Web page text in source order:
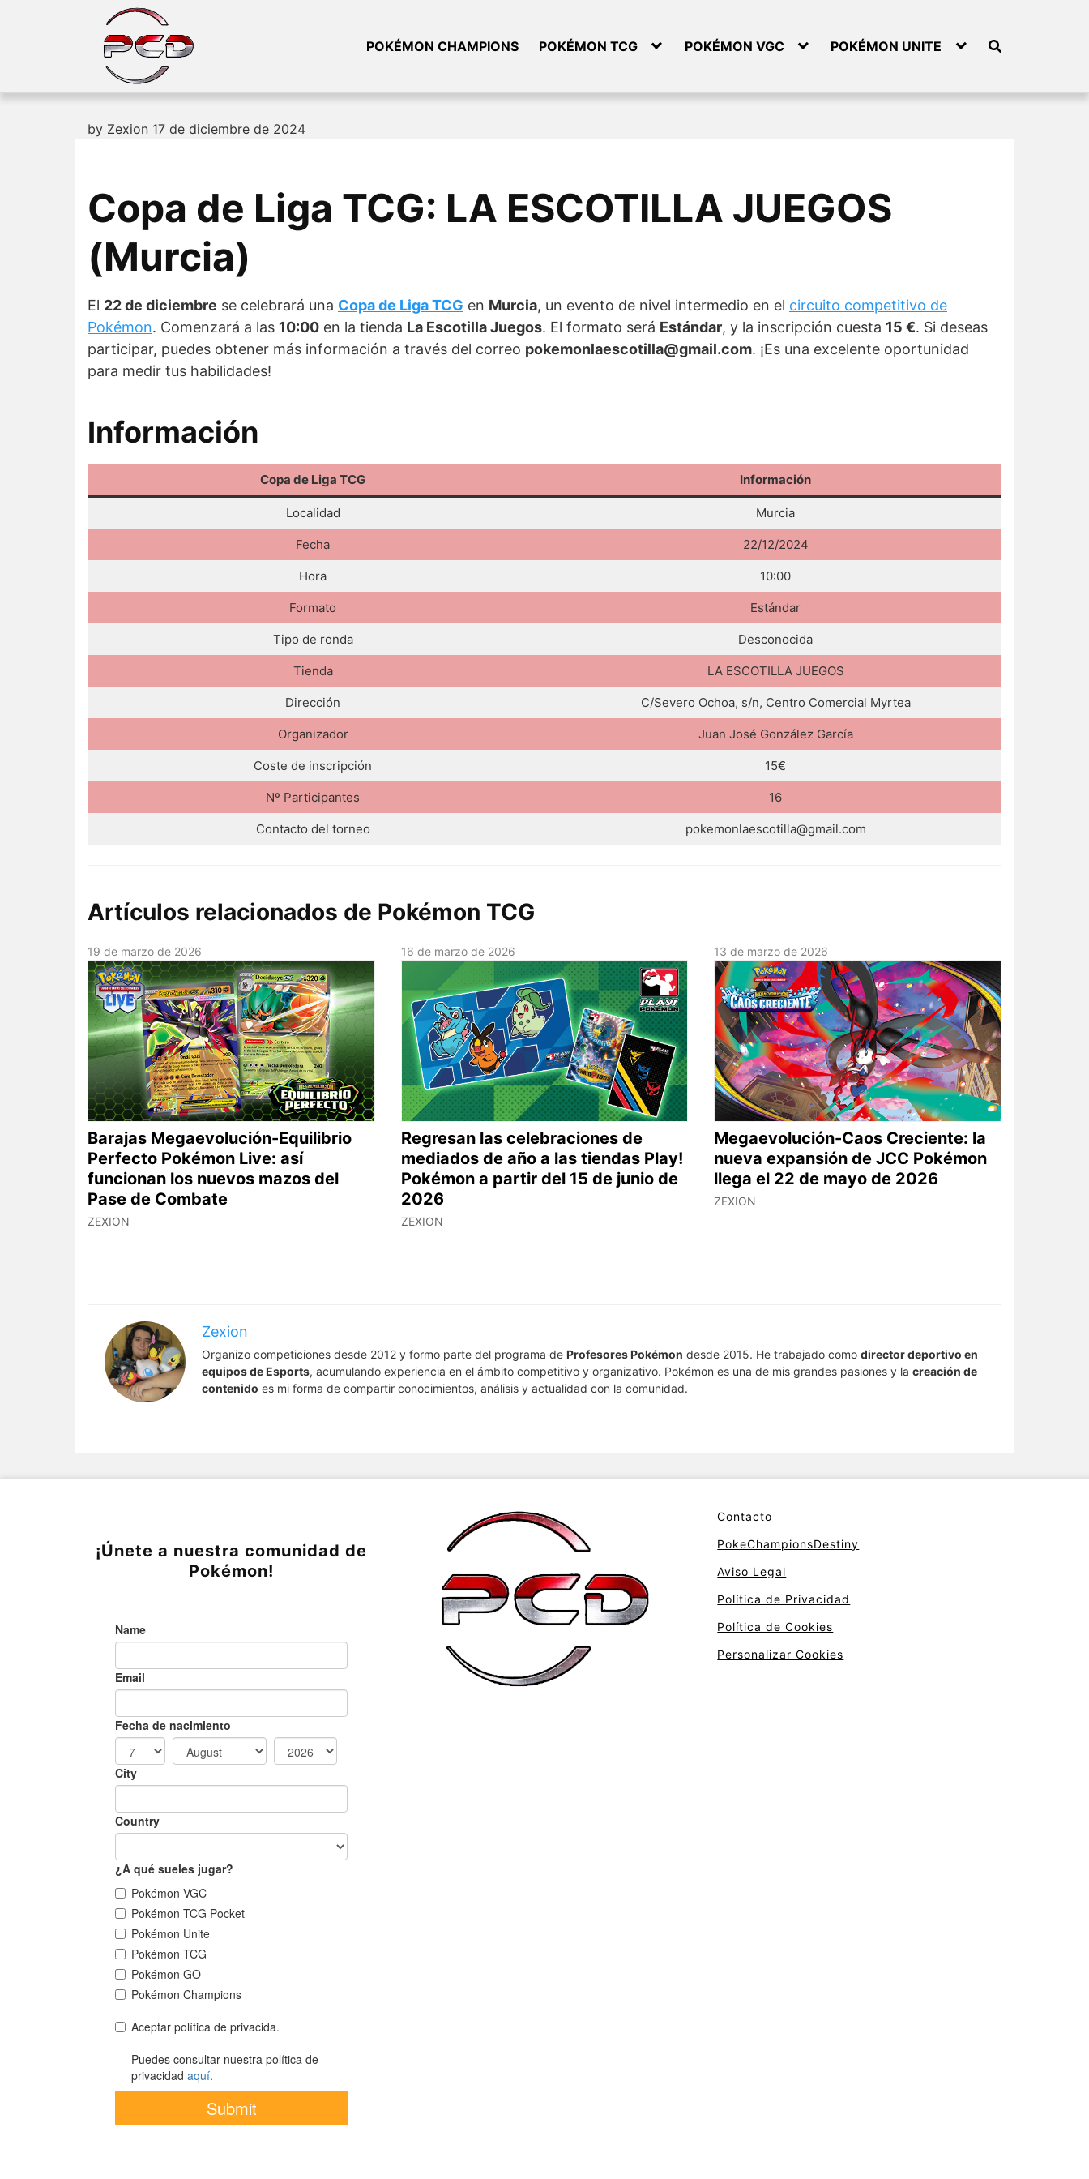
POKÉMON CHAMPIONS POKÉMON TCG POKÉMON VGC POKÉMON UNITE
by Zexion 17 de diciembre de 2024
Copa de Liga TCG: LA ESCOTILLA JUEGOS
(Murcia)
El 22 de diciembre se celebrará una Copa de Liga TCG en Murcia, un evento de nivel intermedio en el circuito competitivo de
Pokémon. Comenzará a las 10:00 en la tienda La Escotilla Juegos. El formato será Estándar, y la inscripción cuesta 15 €. Si deseas
participar, puedes obtener más información a través del correo pokemonlaescotilla@gmail.com. ¡Es una excelente oportunidad
para medir tus habilidades!
Información
Copa de Liga TCG Información
Localidad Murcia
Fecha 22/12/2024
Hora 10:00
Formato Estándar
Tipo de ronda Desconocida
Tienda LA ESCOTILLA JUEGOS
Dirección C/Severo Ochoa, s/n, Centro Comercial Myrtea
Organizador Juan José González García
Coste de inscripción 15€
Nº Participantes 16
Contacto del torneo pokemonlaescotilla@gmail.com
Artículos relacionados de Pokémon TCG
19 de marzo de 2026
Barajas Megaevolución-Equilibrio
Perfecto Pokémon Live: así
funcionan los nuevos mazos del
Pase de Combate
ZEXION
16 de marzo de 2026
Regresan las celebraciones de
mediados de año a las tiendas Play!
Pokémon a partir del 15 de junio de
2026
ZEXION
13 de marzo de 2026
Megaevolución-Caos Creciente: la
nueva expansión de JCC Pokémon
llega el 22 de mayo de 2026
ZEXION
Zexion
Organizo competiciones desde 2012 y formo parte del programa de Profesores Pokémon desde 2015. He trabajado como director deportivo en
equipos de Esports, acumulando experiencia en el ámbito competitivo y organizativo. Pokémon es una de mis grandes pasiones y la creación de
contenido es mi forma de compartir conocimientos, análisis y actualidad con la comunidad.
¡Únete a nuestra comunidad de
Pokémon!
Contacto
PokeChampionsDestiny
Aviso Legal
Política de Privacidad
Política de Cookies
Personalizar Cookies